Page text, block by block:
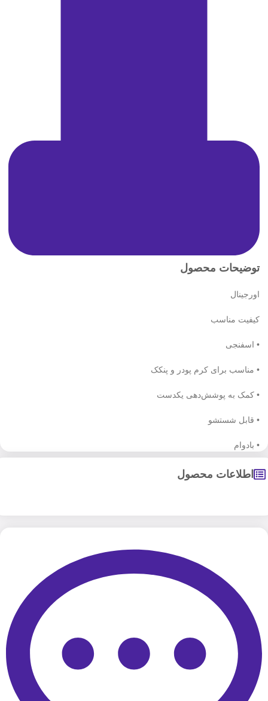
توضیحات محصول
اورجینال
کیفیت مناسب
• اسفنجی
• مناسب برای کرم پودر و پنکک
• کمک به پوشش‌دهی یکدست
• قابل شستشو
• بادوام
اطلاعات محصول